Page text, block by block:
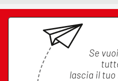
Se
lascia il